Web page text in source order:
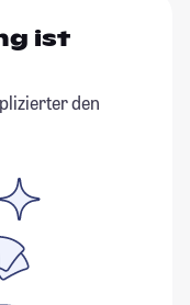
ist
den